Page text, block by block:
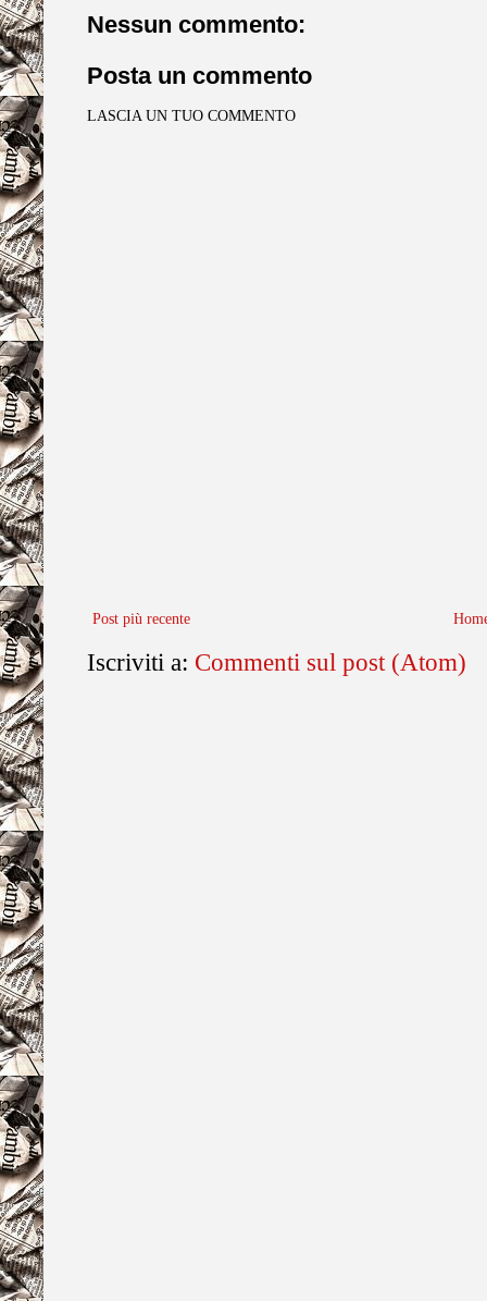
Nessun commento:
Posta un commento
LASCIA UN TUO COMMENTO
Post più recente
Iscriviti a: Commenti sul post (Atom)